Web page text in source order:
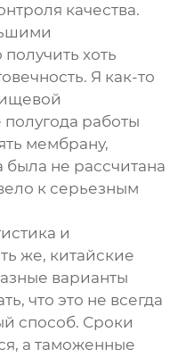
качества.
хоть
Я как-то
работы
мембрану,
была не рассчитана
к серьезным
и
же, китайские
варианты
что это не всегда
способ. Сроки
а таможенные